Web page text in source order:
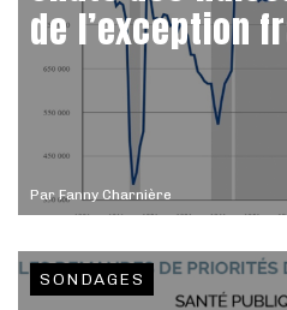
ParFanny Charnière
de l’exception
SONDAGES